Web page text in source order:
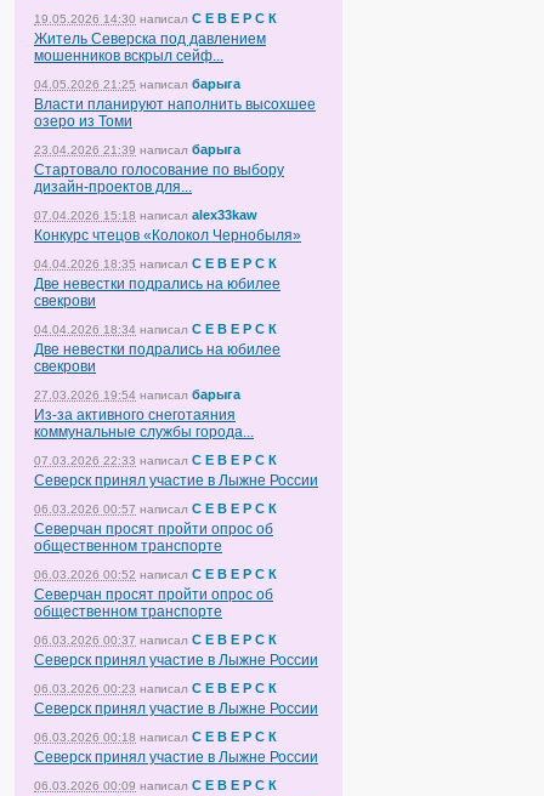
19.05.2026 14:30 написал С Е В Е Р С К
Житель Северска под давлением
мошенников вскрыл сейф...
04.05.2026 21:25 написал барыга
Власти планируют наполнить высохшее
озеро из Томи
23.04.2026 21:39 написал барыга
Стартовало голосование по выбору
дизайн-проектов для...
07.04.2026 15:18 написал alex33kaw
Конкурс чтецов «Колокол Чернобыля»
04.04.2026 18:35 написал С Е В Е Р С К
Две невестки подрались на юбилее
свекрови
04.04.2026 18:34 написал С Е В Е Р С К
Две невестки подрались на юбилее
свекрови
27.03.2026 19:54 написал барыга
Из-за активного снеготаяния
коммунальные службы города...
07.03.2026 22:33 написал С Е В Е Р С К
Северск принял участие в Лыжне России
06.03.2026 00:57 написал С Е В Е Р С К
Северчан просят пройти опрос об
общественном транспорте
06.03.2026 00:52 написал С Е В Е Р С К
Северчан просят пройти опрос об
общественном транспорте
06.03.2026 00:37 написал С Е В Е Р С К
Северск принял участие в Лыжне России
06.03.2026 00:23 написал С Е В Е Р С К
Северск принял участие в Лыжне России
06.03.2026 00:18 написал С Е В Е Р С К
Северск принял участие в Лыжне России
06.03.2026 00:09 написал С Е В Е Р С К